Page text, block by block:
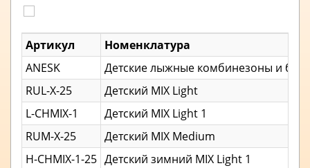
Артикул
Номенклатура
ANESK
Детские лыжные комбинезоны и
RUL-X-25
Детский MIX Light
L-CHMIX-1
Детский MIX Light 1
RUM-X-25
Детский MIX Medium
H-CHMIX-1-25 Детский зимний MIX Light 1